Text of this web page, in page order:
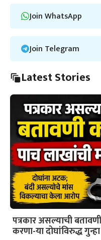
Join WhatsApp
Join Telegram
Latest Stories
पत्रकार असल्याची
करणा-या दोघांविरुद्ध गुन्हा